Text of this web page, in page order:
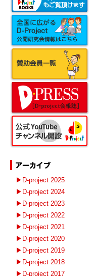
▶D-project 2025
▶D-project 2024
▶D-project 2023
▶D-project 2022
▶D-project 2021
▶D-project 2020
▶D-project 2019
▶D-project 2018
▶D-project 2017